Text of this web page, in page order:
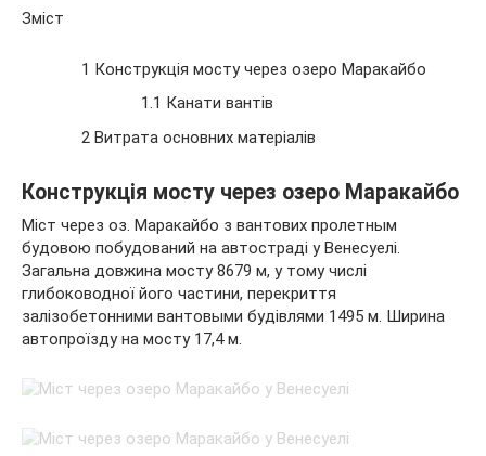
Зміст
1 Конструкція мосту через озеро Маракайбо
1.1 Канати вантів
2 Витрата основних матеріалів
Конструкція мосту через озеро Маракайбо
Міст через оз. Маракайбо з вантових пролетным
будовою побудований на автостраді у Венесуелі.
Загальна довжина мосту 8679 м, у тому числі
глибоководної його частини, перекриття
залізобетонними вантовыми будівлями 1495 м. Ширина
автопроїзду на мосту 17,4 м.